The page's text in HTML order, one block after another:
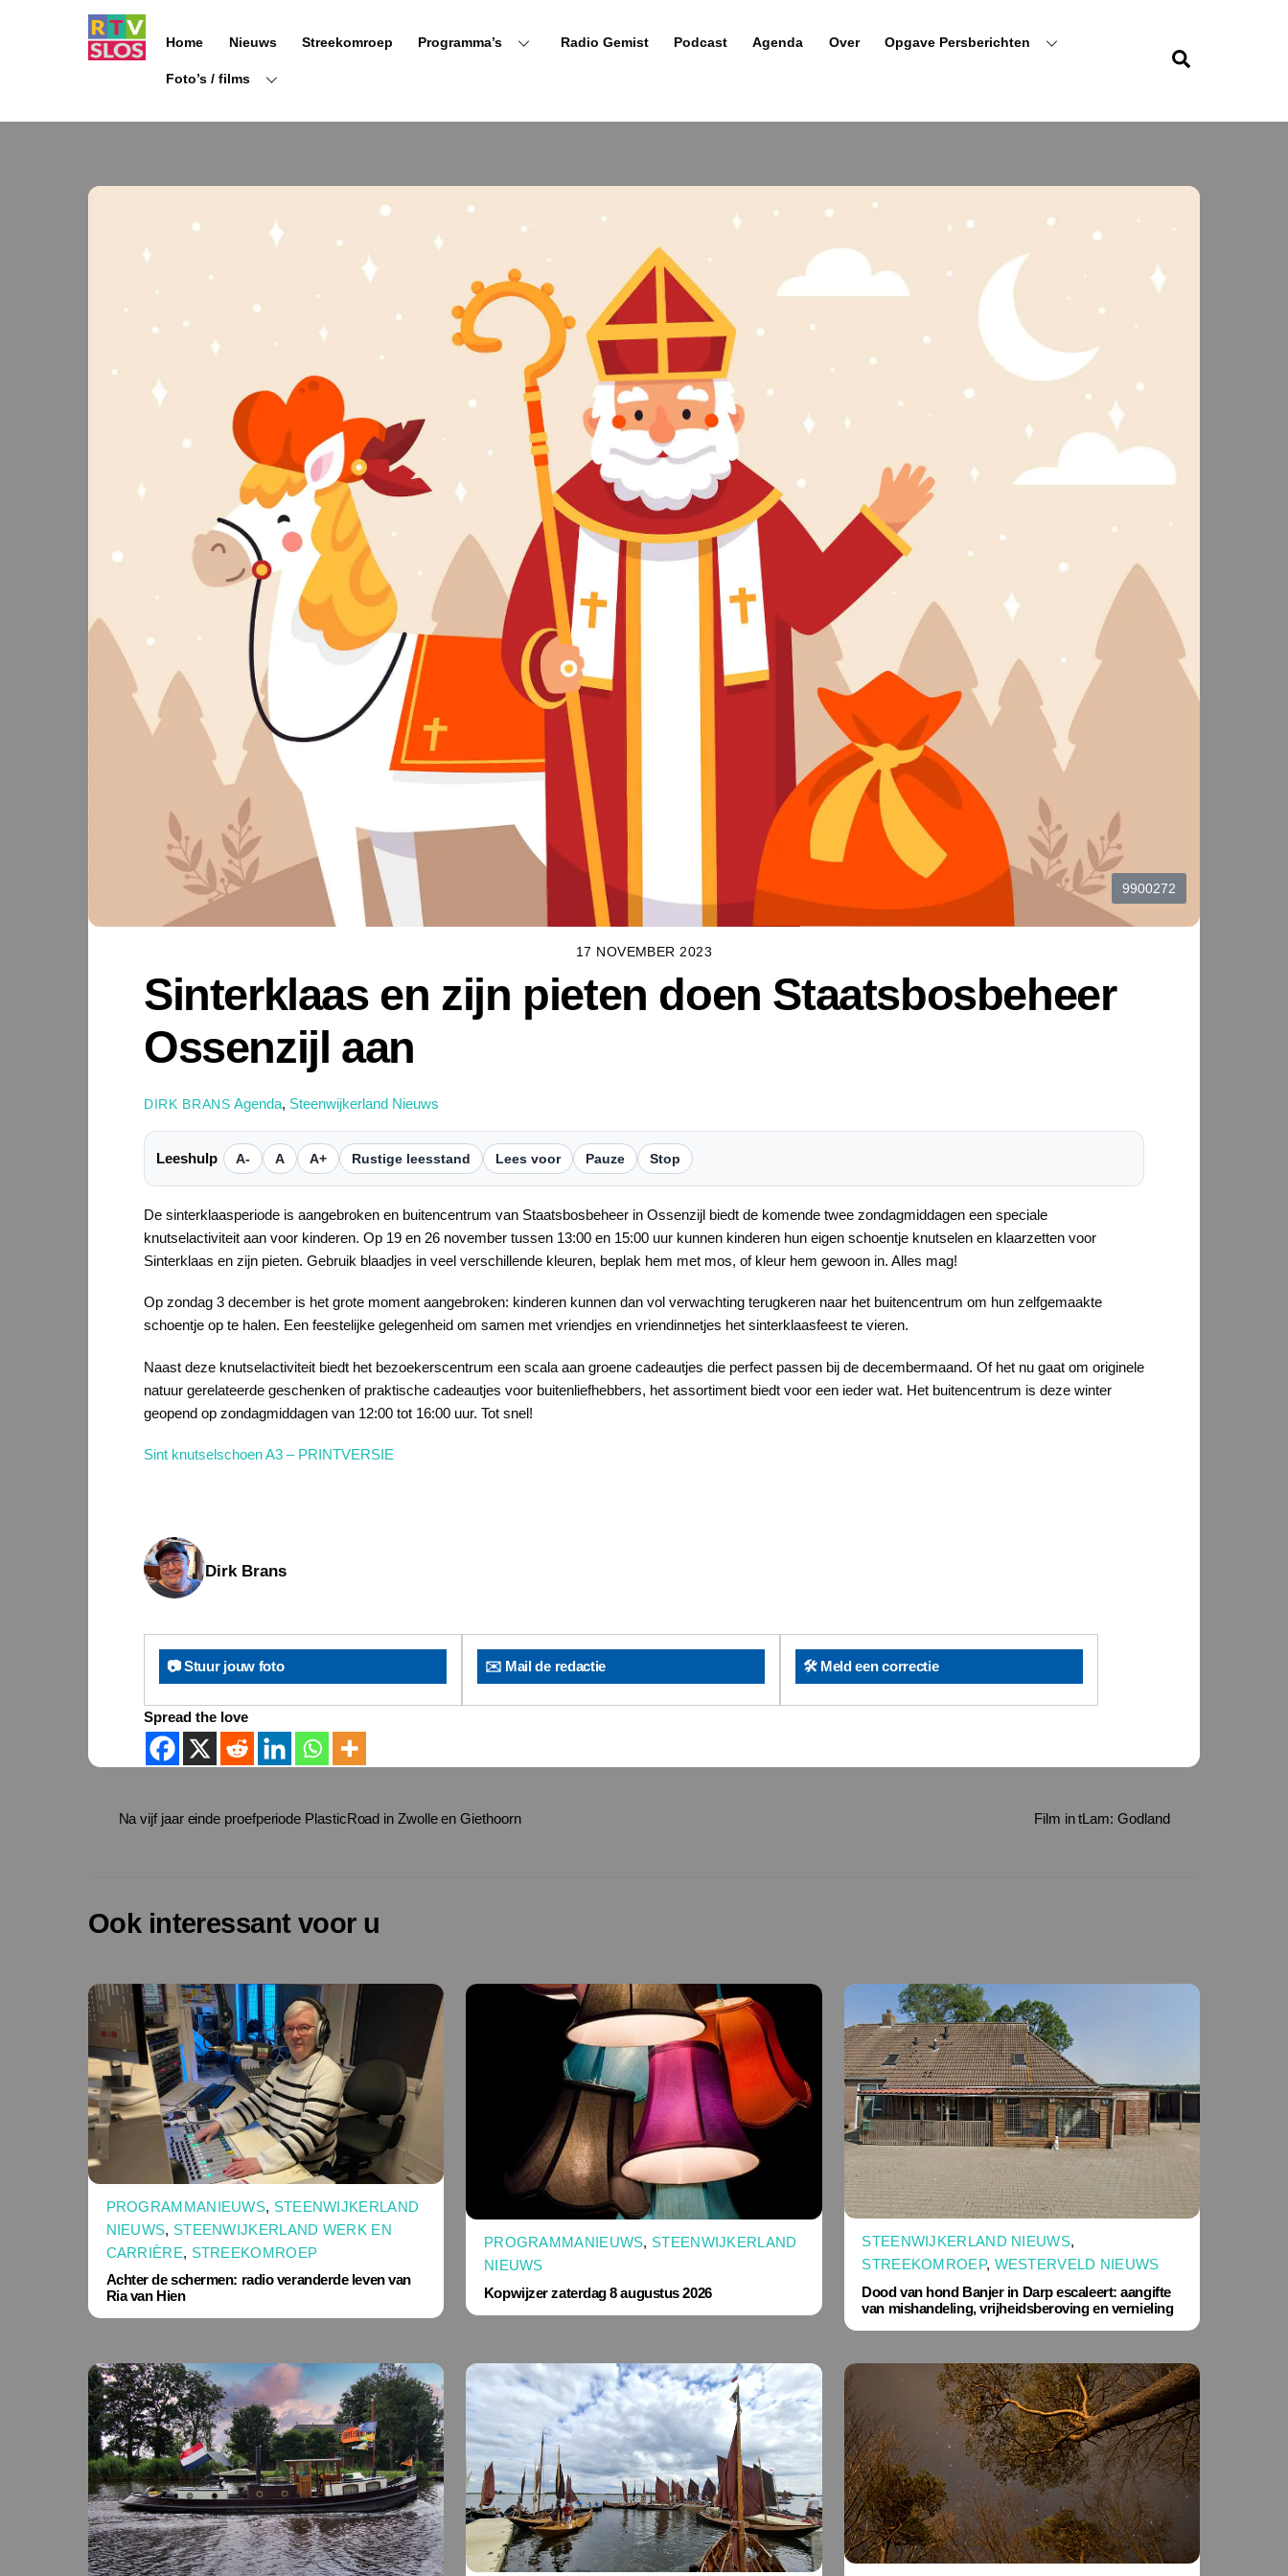
Home Nieuws Streekomroep Programma’s Radio Gemist Podcast Agenda Over Opgave Persberichten
Foto’s / films
9900272
17 NOVEMBER 2023
Sinterklaas en zijn pieten doen Staatsbosbeheer
Ossenzijl aan
DIRK BRANS Agenda, Steenwijkerland Nieuws
Leeshulp A- A A+ Rustige leesstand Lees voor Pauze Stop
De sinterklaasperiode is aangebroken en buitencentrum van Staatsbosbeheer in Ossenzijl biedt de komende twee zondagmiddagen een speciale
knutselactiviteit aan voor kinderen. Op 19 en 26 november tussen 13:00 en 15:00 uur kunnen kinderen hun eigen schoentje knutselen en klaarzetten voor
Sinterklaas en zijn pieten. Gebruik blaadjes in veel verschillende kleuren, beplak hem met mos, of kleur hem gewoon in. Alles mag!
Op zondag 3 december is het grote moment aangebroken: kinderen kunnen dan vol verwachting terugkeren naar het buitencentrum om hun zelfgemaakte
schoentje op te halen. Een feestelijke gelegenheid om samen met vriendjes en vriendinnetjes het sinterklaasfeest te vieren.
Naast deze knutselactiviteit biedt het bezoekerscentrum een scala aan groene cadeautjes die perfect passen bij de decembermaand. Of het nu gaat om originele
natuur gerelateerde geschenken of praktische cadeautjes voor buitenliefhebbers, het assortiment biedt voor een ieder wat. Het buitencentrum is deze winter
geopend op zondagmiddagen van 12:00 tot 16:00 uur. Tot snel!
Sint knutselschoen A3 – PRINTVERSIE
Dirk Brans
📷 Stuur jouw foto ✉️ Mail de redactie 🛠️ Meld een correctie
Spread the love
Na vijf jaar einde proefperiode PlasticRoad in Zwolle en Giethoorn Film in tLam: Godland
Ook interessant voor u
PROGRAMMANIEUWS, STEENWIJKERLAND
NIEUWS, STEENWIJKERLAND WERK EN
CARRIÈRE, STREEKOMROEP
Achter de schermen: radio veranderde leven van
Ria van Hien
PROGRAMMANIEUWS, STEENWIJKERLAND
NIEUWS
Kopwijzer zaterdag 8 augustus 2026
STEENWIJKERLAND NIEUWS,
STREEKOMROEP, WESTERVELD NIEUWS
Dood van hond Banjer in Darp escaleert: aangifte
van mishandeling, vrijheidsberoving en vernieling